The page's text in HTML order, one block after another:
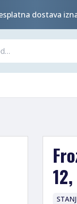
dostava